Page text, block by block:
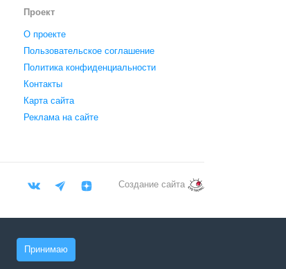
Проект
О проекте
Пользовательское соглашение
Политика конфиденциальности
Контакты
Карта сайта
Реклама на сайте
Создание сайта
Принимаю